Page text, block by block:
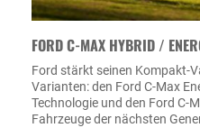
FORD C-MAX HYBRID /
Ford stärkt seinen Kompakt-
Varianten: den Ford C-Max
Technologie und den Ford C-
Fahrzeuge der nächsten